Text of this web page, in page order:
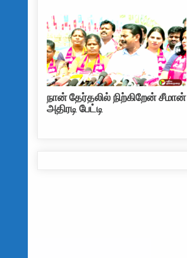
நான் தேர்தலில் நிற்கிறேன் சீமான்
அதிரடி பேட்டி